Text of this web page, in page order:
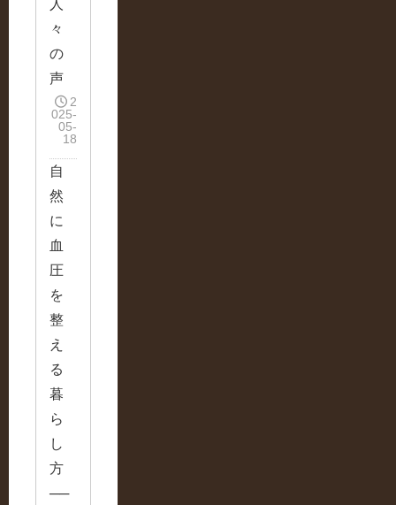
人
々
の
声
2
025-
05-
18
自
然
に
血
圧
を
整
え
る
暮
ら
し
方
──